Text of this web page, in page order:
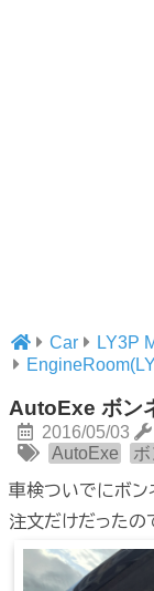
Car LY3P
AutoExe ボン
2016/05/03
AutoExe
車検ついでにボン
注文だけだったの